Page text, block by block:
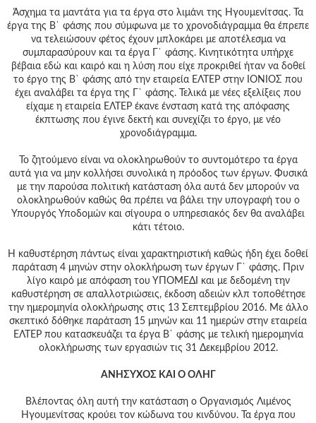
Άσχημα τα μαντάτα για τα έργα στο λιμάνι της Ηγουμενίτσας. Τα
έργα της Β` φάσης που σύμφωνα με το χρονοδιάγραμμα θα έπρεπε
να τελειώσουν φέτος έχουν μπλοκάρει με αποτέλεσμα να
συμπαρασύρουν και τα έργα Γ` φάσης. Κινητικότητα υπήρχε
βέβαια εδώ και καιρό και η λύση που είχε προκριθεί ήταν να δοθεί
το έργο της Β` φάσης από την εταιρεία ΕΛΤΕΡ στην ΙΟΝΙΟΣ που
έχει αναλάβει τα έργα της Γ` φάσης. Τελικά με νέες εξελίξεις που
είχαμε η εταιρεία ΕΛΤΕΡ έκανε ένσταση κατά της απόφασης
έκπτωσης που έγινε δεκτή και συνεχίζει το έργο, με νέο
χρονοδιάγραμμα.
Το ζητούμενο είναι να ολοκληρωθούν το συντομότερο τα έργα
αυτά για να μην κολλήσει συνολικά η πρόοδος των έργων. Φυσικά
με την παρούσα πολιτική κατάσταση όλα αυτά δεν μπορούν να
ολοκληρωθούν καθώς θα πρέπει να βάλει την υπογραφή του ο
Υπουργός Υποδομών και σίγουρα ο υπηρεσιακός δεν θα αναλάβει
κάτι τέτοιο.
Η καθυστέρηση πάντως είναι χαρακτηριστική καθώς ήδη έχει δοθεί
παράταση 4 μηνών στην ολοκλήρωση των έργων Γ` φάσης. Πριν
λίγο καιρό με απόφαση του ΥΠΟΜΕΔΙ και με δεδομένη την
καθυστέρηση σε απαλλοτριώσεις, έκδοση αδειών κλπ τοποθέτησε
την ημερομηνία ολοκλήρωσης στις 13 Σεπτεμβρίου 2016. Με άλλο
σκεπτικό δόθηκε παράταση 15 μηνών και 11 ημερών στην εταιρεία
ΕΛΤΕΡ που κατασκευάζει τα έργα Β` φάσης με τελική ημερομηνία
ολοκλήρωσης των εργασιών τις 31 Δεκεμβρίου 2012.
ΑΝΗΣΥΧΟΣ ΚΑΙ Ο ΟΛΗΓ
Βλέποντας όλη αυτή την κατάσταση ο Οργανισμός Λιμένος
Ηγουμενίτσας κρούει τον κώδωνα του κινδύνου. Τα έργα που